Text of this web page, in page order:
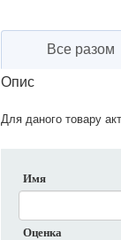
Все разом
Опис
Для даного товару
Имя
Оценка